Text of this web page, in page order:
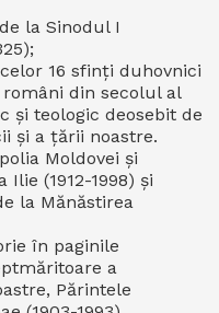
la Sinodul I
16 sfinți duhovnici
din secolul al
și teologic deosebit de
și a țării noastre.
Moldovei și
Ilie (1912-1998) și
la Mănăstirea
în paginile
a
Părintele